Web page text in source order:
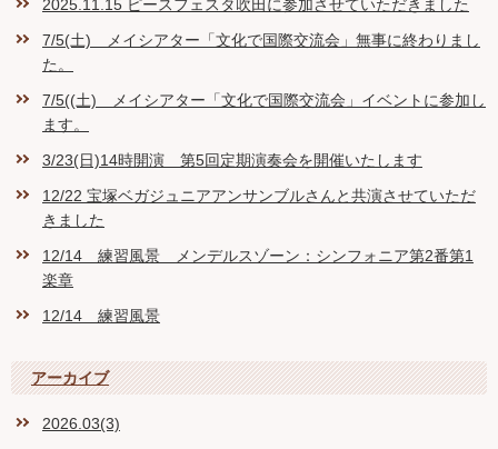
2025.11.15 ピースフェスタ吹田に参加させていただきました
7/5(土) メイシアター「文化で国際交流会」無事に終わりまし
た。
7/5((土) メイシアター「文化で国際交流会」イベントに参加し
ます。
3/23(日)14時開演 第5回定期演奏会を開催いたします
12/22 宝塚ベガジュニアアンサンブルさんと共演させていただ
きました
12/14 練習風景 メンデルスゾーン：シンフォニア第2番第1
楽章
12/14 練習風景
アーカイブ
2026.03(3)